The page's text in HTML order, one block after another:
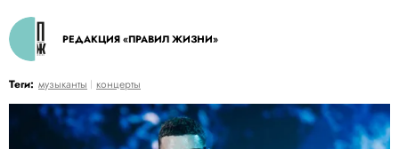
РЕДАКЦИЯ «ПРАВИЛ ЖИЗНИ»
Теги: музыканты концерты